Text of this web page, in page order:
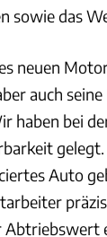
sowie das
neuen
auch
haben bei
Auto
Abtriebswert